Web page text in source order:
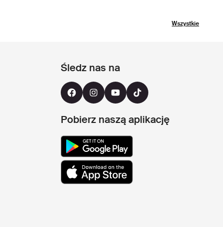
Wszystkie
Śledz nas na
Pobierz naszą aplikację